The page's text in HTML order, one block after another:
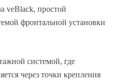
veBlack, простой
фронтальной установки
системой, где
через точки крепления